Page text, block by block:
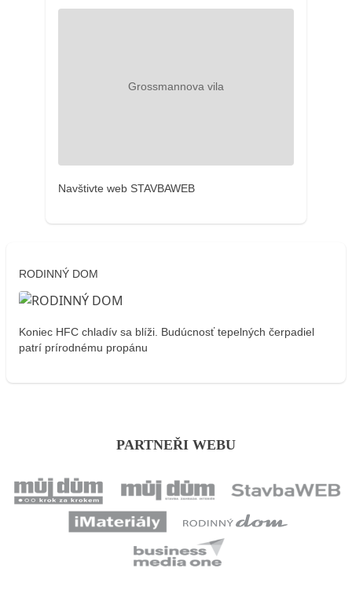
Navštivte web STAVBAWEB
RODINNÝ DOM
Koniec HFC chladív sa blíži. Budúcnosť tepelných čerpadiel
patrí prírodnému propánu
PARTNEŘI WEBU